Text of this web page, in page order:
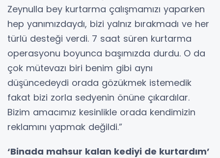
Zeynulla bey kurtarma çalışmamızı yaparken
hep yanımızdaydı, bizi yalnız bırakmadı ve her
türlü desteği verdi. 7 saat süren kurtarma
operasyonu boyunca başımızda durdu. O da
çok mütevazı biri benim gibi aynı
düşüncedeydi orada gözükmek istemedik
fakat bizi zorla sedyenin önüne çıkardılar.
Bizim amacımız kesinlikle orada kendimizin
reklamını yapmak değildi.”
‘Binada mahsur kalan kediyi de kurtardım’